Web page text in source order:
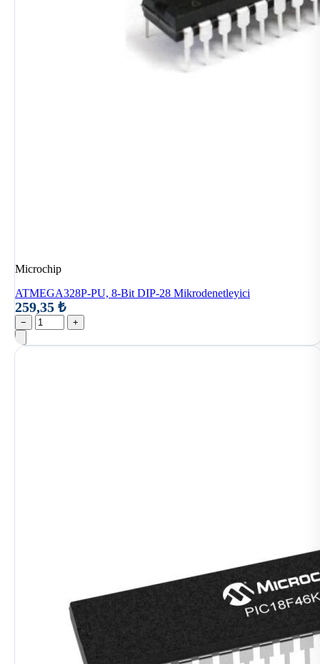
Microchip
ATMEGA328P-PU, 8-Bit DIP-28 Mikrodenetleyici
259,35 ₺
− +